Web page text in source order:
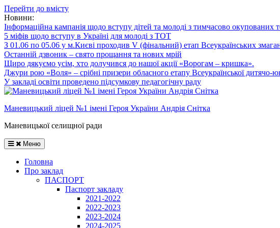
Перейти до вмісту
Новини:
Інформаційна кампанія щодо вступу дітей та молоді з тимчасово окупованих
5 міфів щодо вступу в Україні для молоді з ТОТ
З 01.06 по 05.06 у м.Києві проходив V (фінальний) етап Всеукраїнських
Останній дзвоник – свято прощання та нових мрій
Щиро дякуємо усім, хто долучився до нашої акції «Ворогам – кришка».
Джури рою «Воля» – срібні призери обласного етапу Всеукраїнської дитячо-
У закладі освіти проведено підсумкову педагогічну раду
Маневицький ліцей №1 імені Героя України Андрія Снітка
Маневицької селищної ради
Меню
Головна
Про заклад
ПАСПОРТ
Паспорт закладу
2021-2022
2022-2023
2023-2024
2024-2025